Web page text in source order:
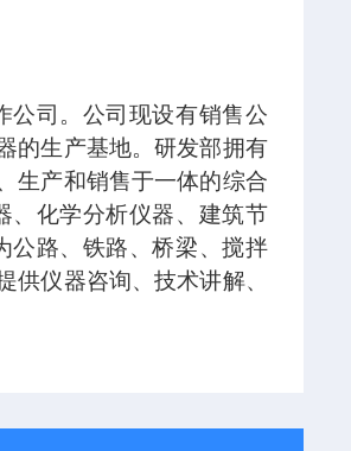
公司。公司现设有销售公
的生产基地。研发部拥有
生产和销售于一体的综合
、化学分析仪器、建筑节
公路、铁路、桥梁、搅拌
仪器咨询、技术讲解、